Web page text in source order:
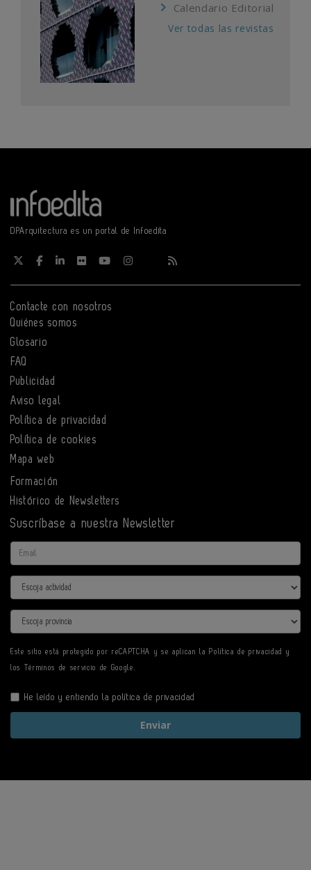
Calendario Editorial
Ver todas las revistas
DPArquitectura es un portal de Infoedita
Contacte con nosotros
Quiénes somos
Glosario
FAQ
Publicidad
Aviso legal
Política de privacidad
Política de cookies
Mapa web
Formación
Histórico de Newsletters
Suscríbase a nuestra Newsletter
Email
Actividad
Provincia
Este sitio está protegido por reCAPTCHA y se aplican la Política de privacidad y
los Términos de servicio de Google.
He leído y entiendo lapolítica de privacidad
Enviar